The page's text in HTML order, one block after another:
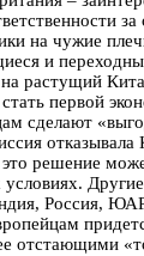
за
на чужие
и
растущий
первой
сделают
решение
условиях.
Россия,
отстающими